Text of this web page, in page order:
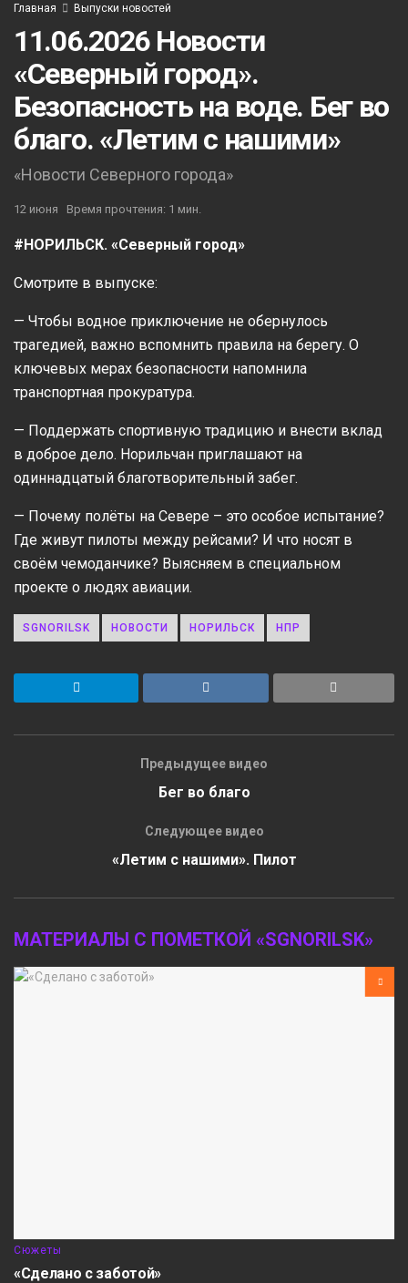
Главная Выпуски новостей
11.06.2026 Новости
«Северный город».
Безопасность на воде. Бег во
благо. «Летим с нашими»
«Новости Северного города»
12 июня Время прочтения: 1 мин.
#НОРИЛЬСК. «Северный город»
Смотрите в выпуске:
— Чтобы водное приключение не обернулось
трагедией, важно вспомнить правила на берегу. О
ключевых мерах безопасности напомнила
транспортная прокуратура.
— Поддержать спортивную традицию и внести вклад
в доброе дело. Норильчан приглашают на
одиннадцатый благотворительный забег.
— Почему полёты на Севере – это особое испытание?
Где живут пилоты между рейсами? И что носят в
своём чемоданчике? Выясняем в специальном
проекте о людях авиации.
SGNORILSK НОВОСТИ НОРИЛЬСК НПР
Предыдущее видео
Бег во благо
Следующее видео
«Летим с нашими». Пилот
МАТЕРИАЛЫ С ПОМЕТКОЙ «SGNORILSK»
Сюжеты
«Сделано с заботой»